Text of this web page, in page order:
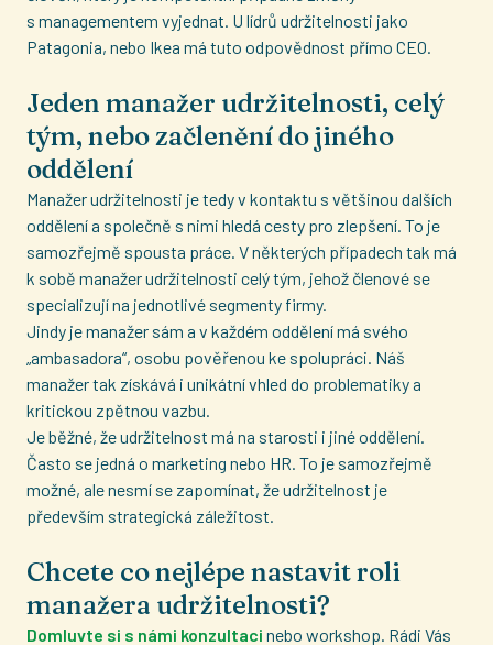
s managementem vyjednat. U lídrů udržitelnosti jako
Patagonia, nebo Ikea má tuto odpovědnost přímo CEO.
Jeden manažer udržitelnosti, celý
tým, nebo začlenění do jiného
oddělení
Manažer udržitelnosti je tedy v kontaktu s většinou dalších
oddělení a společně s nimi hledá cesty pro zlepšení. To je
samozřejmě spousta práce. V některých případech tak má
k sobě manažer udržitelnosti celý tým, jehož členové se
specializují na jednotlivé segmenty firmy.
Jindy je manažer sám a v každém oddělení má svého
„ambasadora“, osobu pověřenou ke spolupráci. Náš
manažer tak získává i unikátní vhled do problematiky a
kritickou zpětnou vazbu.
Je běžné, že udržitelnost má na starosti i jiné oddělení.
Často se jedná o marketing nebo HR. To je samozřejmě
možné, ale nesmí se zapomínat, že udržitelnost je
především strategická záležitost.
Chcete co nejlépe nastavit roli
manažera udržitelnosti?
Domluvte si s námi konzultaci nebo workshop. Rádi Vás